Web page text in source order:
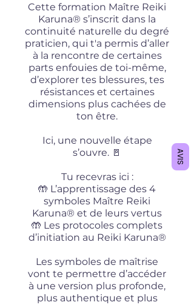
Cette formation Maître Reiki
Karuna® s’inscrit dans la
continuité naturelle du degré
praticien, qui t'a permis d’aller
à la rencontre de certaines
parts enfouies de toi-même,
d’explorer tes blessures, tes
résistances et certaines
dimensions plus cachées de
ton être.
Ici, une nouvelle étape
s’ouvre. 🚪
Tu recevras ici :
🤲 L’apprentissage des 4
symboles Maître Reiki
Karuna® et de leurs vertus
🤲 Les protocoles complets
d’initiation au Reiki Karuna®
Les symboles de maîtrise
vont te permettre d’accéder
à une version plus profonde,
plus authentique et plus
AVIS